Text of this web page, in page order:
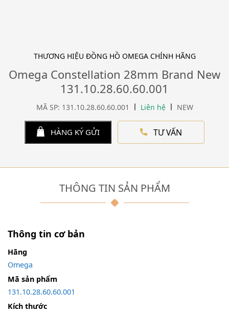
THƯƠNG HIỆU ĐỒNG HỒ OMEGA CHÍNH HÃNG
Omega Constellation 28mm Brand New
131.10.28.60.60.001
MÃ SP: 131.10.28.60.60.001 Liên hệ NEW
HÀNG KÝ GỬI TƯ VẤN
THÔNG TIN SẢN PHẨM
Thông tin cơ bản
Hãng
Omega
Mã sản phẩm
131.10.28.60.60.001
Kích thước